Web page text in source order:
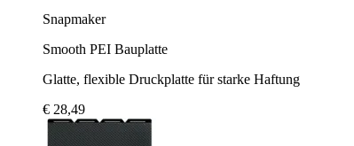
Snapmaker
Smooth PEI Bauplatte
Glatte, flexible Druckplatte für starke Haftung
€ 28,49